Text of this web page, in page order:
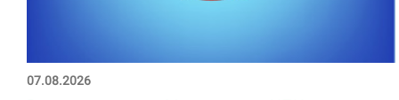
07.08.2026